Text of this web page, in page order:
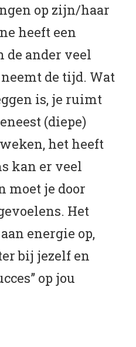
op zijn/haar
heeft een
de ander veel
de tijd. Wat
is, je ruimt
(diepe)
het heeft
kan er veel
moet je door
Het
energie op,
bij jezelf en
op jou